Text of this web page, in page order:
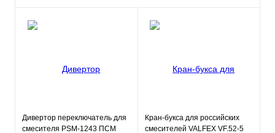
Дивертор переключатель для
смесителя PSM-1243 ПСМ
Кран-букса для российских
смесителей VALFEX VF.52-5